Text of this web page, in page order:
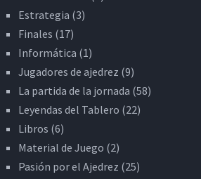
Estrategia (3)
Finales (17)
Informática (1)
Jugadores de ajedrez (9)
La partida de la jornada (58)
Leyendas del Tablero (22)
Libros (6)
Material de Juego (2)
Pasión por el Ajedrez (25)